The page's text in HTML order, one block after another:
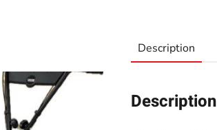
Description
Description